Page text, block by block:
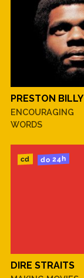
PRESTON BILLY
ENCOURAGING
WORDS
cd do 24h
DIRE STRAITS